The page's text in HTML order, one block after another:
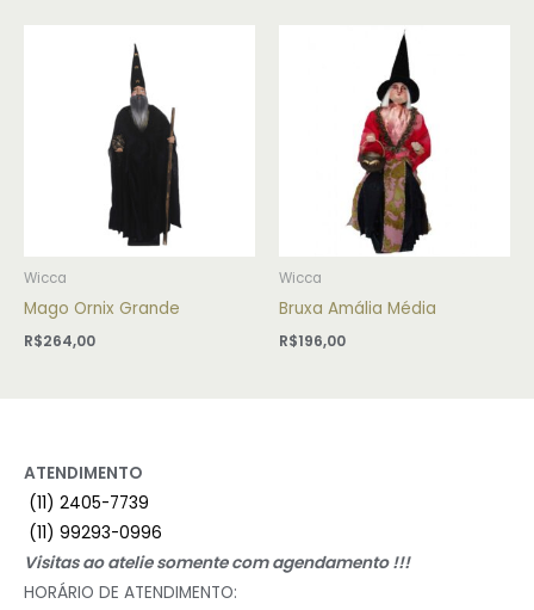
Wicca
Mago Ornix Grande
R$264,00
Wicca
Bruxa Amália Média
R$196,00
ATENDIMENTO
(11) 2405-7739
(11) 99293-0996
Visitas ao atelie somente com agendamento !!!
HORÁRIO DE ATENDIMENTO: